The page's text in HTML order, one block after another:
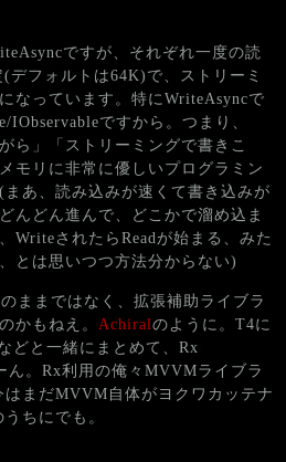
ですが、それぞれ一度の読
デフォルトは64K)で、ストリーミ
なっています。特にWriteAsyncで
IObservableですから。つまり、
ら」「ストリーミングで書きこ
モリに非常に優しいプログラミン
あ、読み込みが速くて書き込みが
んどん進んで、どこかで溜め込ま
WriteされたらReadが始まる、みた
とは思いつつ方法分からない)
ままではなく、拡張補助ライブラ
かもねえ。 Achiralのように。T4に
どと一緒にまとめて、Rx
ん。Rx利用の俺々MVVMライブラ
まだMVVM自体がヨクワカッテナ
ちにでも。